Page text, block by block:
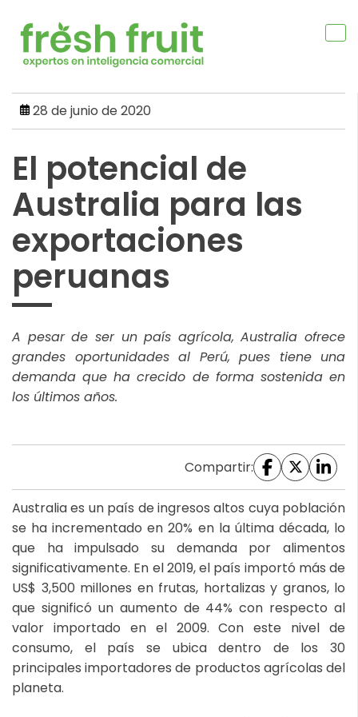
content
28 de junio de 2020
El potencial de
Australia para las
exportaciones
peruanas
A pesar de ser un país agrícola, Australia ofrece
grandes oportunidades al Perú, pues tiene una
demanda que ha crecido de forma sostenida en
los últimos años.
Compartir:
Australia es un país de ingresos altos cuya población
se ha incrementado en 20% en la última década, lo
que ha impulsado su demanda por alimentos
significativamente. En el 2019, el país importó más de
US$ 3,500 millones en frutas, hortalizas y granos, lo
que significó un aumento de 44% con respecto al
valor importado en el 2009. Con este nivel de
consumo, el país se ubica dentro de los 30
principales importadores de productos agrícolas del
planeta.